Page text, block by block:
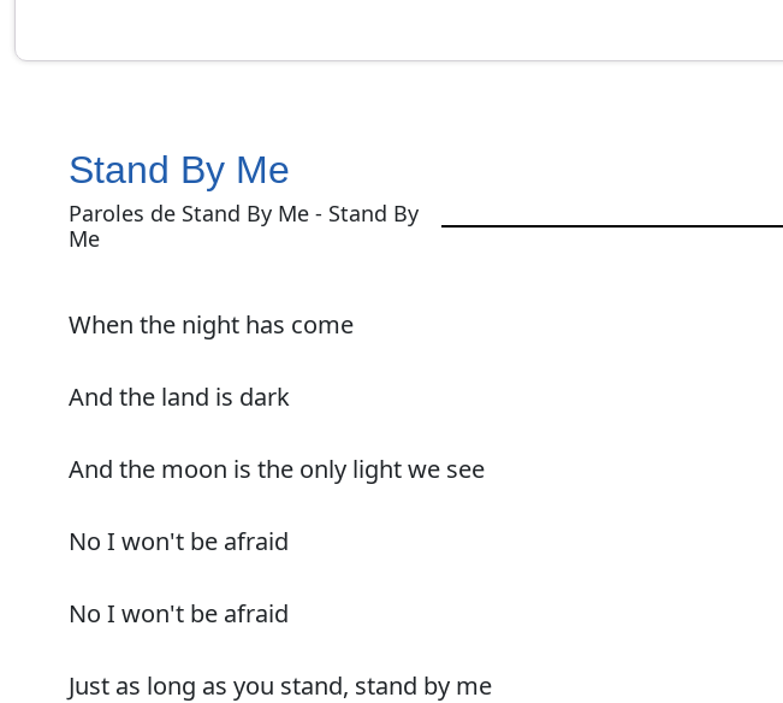
Stand By Me
Paroles de Stand By Me - Stand By
Me
When the night has come
And the land is dark
And the moon is the only light we see
No I won't be afraid
No I won't be afraid
Just as long as you stand, stand by me